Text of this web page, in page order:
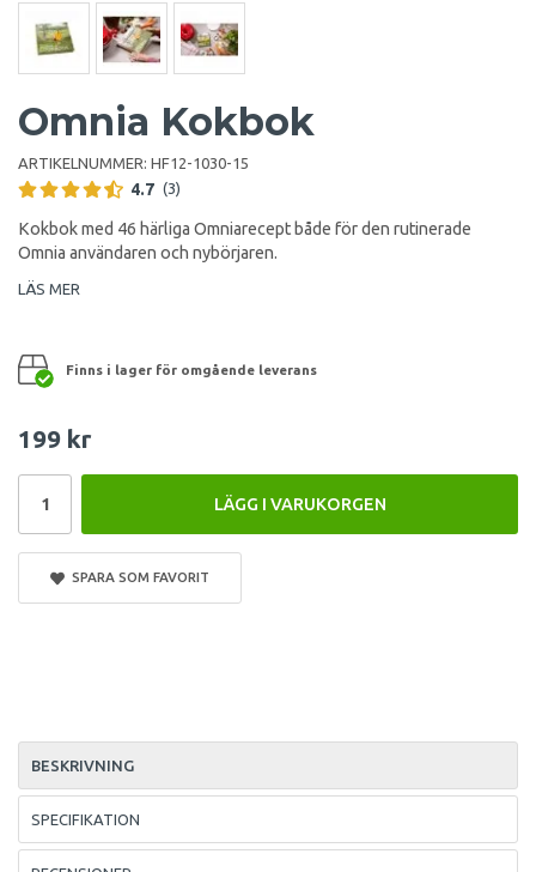
Omnia Kokbok
ARTIKELNUMMER: HF12-1030-15
4.7 (3)
Kokbok med 46 härliga Omniarecept både för den rutinerade
Omnia användaren och nybörjaren.
LÄS MER
Finns i lager för omgående leverans
199 kr
LÄGG I VARUKORGEN
SPARA SOM FAVORIT
BESKRIVNING
SPECIFIKATION